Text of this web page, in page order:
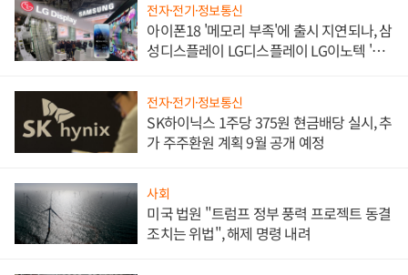
전자·전기·정보통신
아이폰18 '메모리 부족'에 출시 지연되나, 삼
성디스플레이 LG디스플레이 LG이노텍 '탈
전자·전기·정보통신
SK하이닉스 1주당 375원 현금배당 실시, 추
가 주주환원 계획 9월 공개 예정
사회
미국 법원 "트럼프 정부 풍력 프로젝트 동결
조치는 위법", 해제 명령 내려